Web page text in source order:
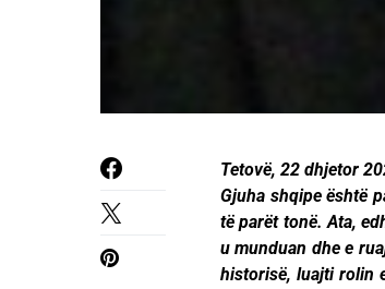
Tetovë, 22 dhjetor
Gjuha shqipe është
të parët tonë. Ata,
u munduan dhe e
historisë, luajti rolin